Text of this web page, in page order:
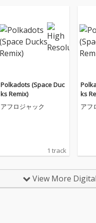
Polkadots (Space Duc
ks Remix)
アフロジャック
1 track
ks
アフ
View More